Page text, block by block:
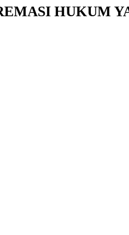
HUKUM